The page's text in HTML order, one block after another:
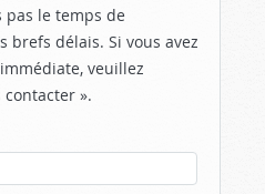
pas le temps de
brefs délais. Si vous avez
veuillez
».